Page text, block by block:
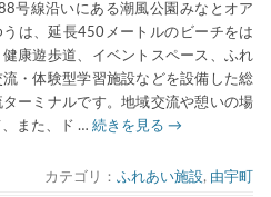
号線沿いにある潮風公園みなとオア
うは、延長450メートルのビーチをは
健康遊歩道、イベントスペース、ふれ
流・体験型学習施設などを設備した総
ターミナルです。地域交流や憩いの場
、また、ド … 続きを見る →
カテゴリ：ふれあい施設, 由宇町